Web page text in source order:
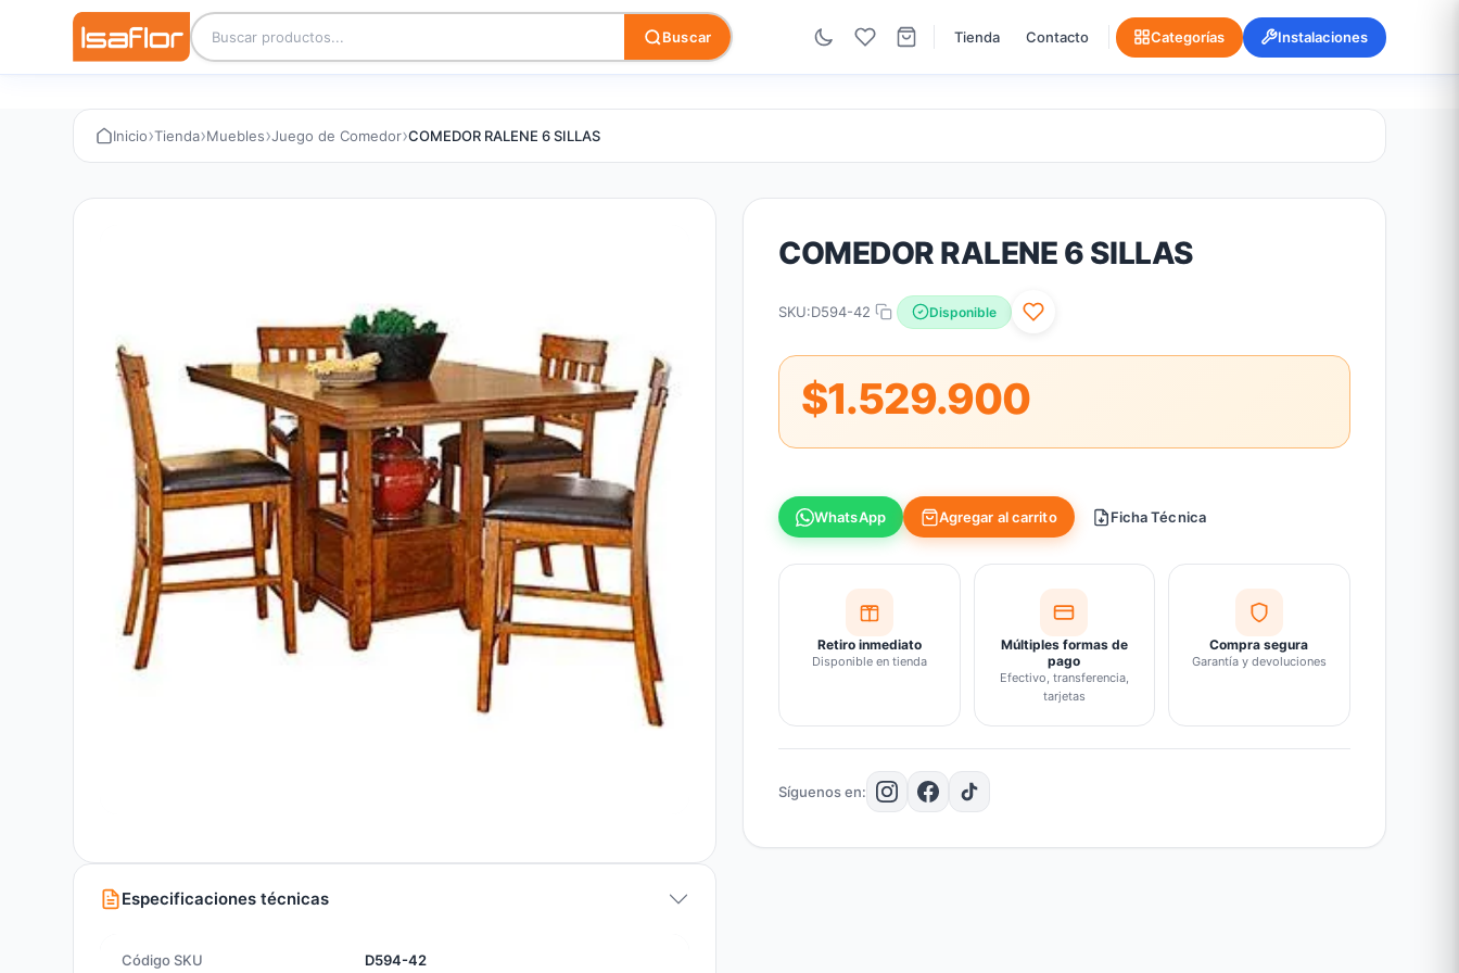
Buscar Tienda Contacto Categorías Instalaciones
Inicio›Tienda›Muebles›Juego de Comedor›COMEDOR RALENE 6 SILLAS
Especificaciones técnicas
Código SKU D594-42
COMEDOR RALENE 6 SILLAS
SKU:D594-42 Disponible
$1.529.900
WhatsApp Agregar al carrito Ficha Técnica
Retiro inmediato
Disponible en tienda
Múltiples formas de
pago
Efectivo, transferencia,
tarjetas
Compra segura
Garantía y devoluciones
Síguenos en: